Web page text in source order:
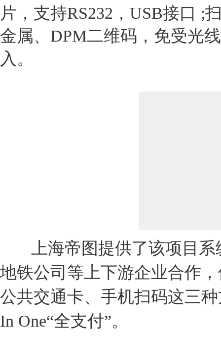
片，支持RS232，USB接口 ;
金属、DPM二维码，免受光
入。
上海帝图提供了该项目系
地铁公司等上下游企业合作
公共交通卡、手机扫码这三
In One“全支付”。